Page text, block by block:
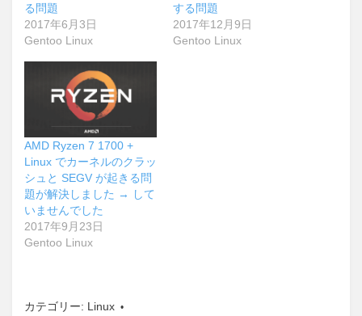
る問題
2017年6月3日
Gentoo Linux
する問題
2017年12月9日
Gentoo Linux
AMD Ryzen 7 1700 +
Linux でカーネルのクラッ
シュと SEGV が起きる問
題が解決しました → して
いませんでした
2017年9月23日
Gentoo Linux
カテゴリー: Linux